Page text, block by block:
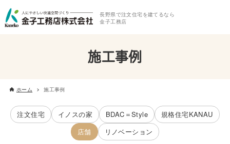
長野県で注文住宅を建てるなら
金子工務店
施工事例
ホーム 施工事例
注文住宅 イノスの家 BDAC＝Style
規格住宅KANAU
店舗
リノベーション